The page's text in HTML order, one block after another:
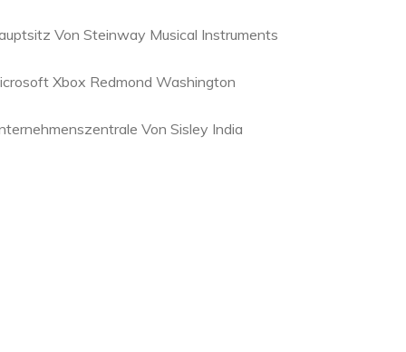
Von Steinway Musical Instruments
Xbox Redmond Washington
Von Sisley India